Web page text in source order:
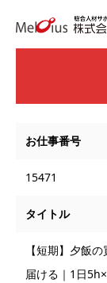
お仕事番号
15471
タイトル
【短期】夕飯
届ける｜1日